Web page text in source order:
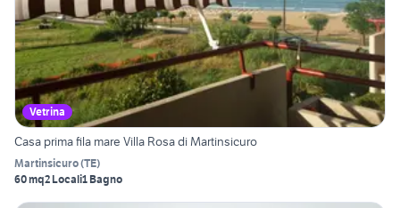
Vetrina
Casa prima fila mare Villa Rosa di Martinsicuro
Martinsicuro(TE)
60 mq2 Locali1 Bagno